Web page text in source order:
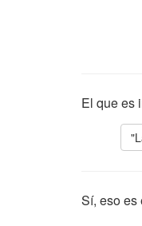
El que es
Sí, eso es